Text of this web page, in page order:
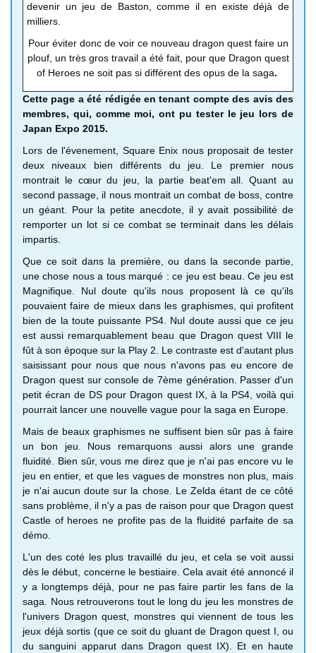
devenir un jeu de Baston, comme il en existe déjà de
milliers.
Pour éviter donc de voir ce nouveau dragon quest faire un
plouf, un très gros travail a été fait, pour que Dragon quest
of Heroes ne soit pas si différent des opus de la saga.
Cette page a été rédigée en tenant compte des avis des
membres, qui, comme moi, ont pu tester le jeu lors de
Japan Expo 2015.
Lors de l'évenement, Square Enix nous proposait de tester
deux niveaux bien différents du jeu. Le premier nous
montrait le cœur du jeu, la partie beat'em all. Quant au
second passage, il nous montrait un combat de boss, contre
un géant. Pour la petite anecdote, il y avait possibilité de
remporter un lot si ce combat se terminait dans les délais
impartis.
Que ce soit dans la première, ou dans la seconde partie,
une chose nous a tous marqué : ce jeu est beau. Ce jeu est
Magnifique. Nul doute qu'ils nous proposent là ce qu'ils
pouvaient faire de mieux dans les graphismes, qui profitent
bien de la toute puissante PS4. Nul doute aussi que ce jeu
est aussi remarquablement beau que Dragon quest VIII le
fût à son époque sur la Play 2. Le contraste est d'autant plus
saisissant pour nous que nous n'avons pas eu encore de
Dragon quest sur console de 7ème génération. Passer d'un
petit écran de DS pour Dragon quest IX, à la PS4, voilà qui
pourrait lancer une nouvelle vague pour la saga en Europe.
Mais de beaux graphismes ne suffisent bien sûr pas à faire
un bon jeu. Nous remarquons aussi alors une grande
fluidité. Bien sûr, vous me direz que je n'ai pas encore vu le
jeu en entier, et que les vagues de monstres non plus, mais
je n'ai aucun doute sur la chose. Le Zelda étant de ce côté
sans problème, il n'y a pas de raison pour que Dragon quest
Castle of heroes ne profite pas de la fluidité parfaite de sa
démo.
L'un des coté les plus travaillé du jeu, et cela se voit aussi
dès le début, concerne le bestiaire. Cela avait été annoncé il
y a longtemps déjà, pour ne pas faire partir les fans de la
saga. Nous retrouverons tout le long du jeu les monstres de
l'univers Dragon quest, monstres qui viennent de tous les
jeux déjà sortis (que ce soit du gluant de Dragon quest I, ou
du sanguini apparut dans Dragon quest IX). Et en haute